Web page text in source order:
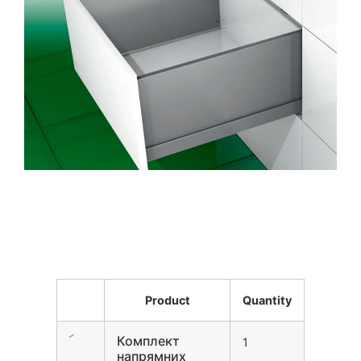
Product Quantity
Комплект
напрямних
1